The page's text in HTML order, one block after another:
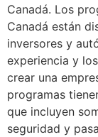
Canadá. Los
Canadá están
inversores y
experiencia y
crear una
programas
que incluyen
seguridad y